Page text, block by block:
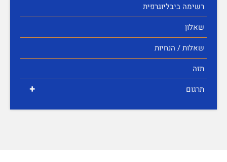
רשימה ביבליוגרפית
שאלון
שאלות / הנחיות
תזה
+ תרגום